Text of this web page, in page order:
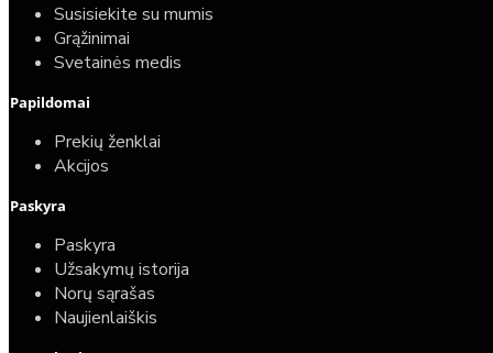
Susisiekite su mumis
Grąžinimai
Svetainės medis
Papildomai
Prekių ženklai
Akcijos
Paskyra
Paskyra
Užsakymų istorija
Norų sąrašas
Naujienlaiškis